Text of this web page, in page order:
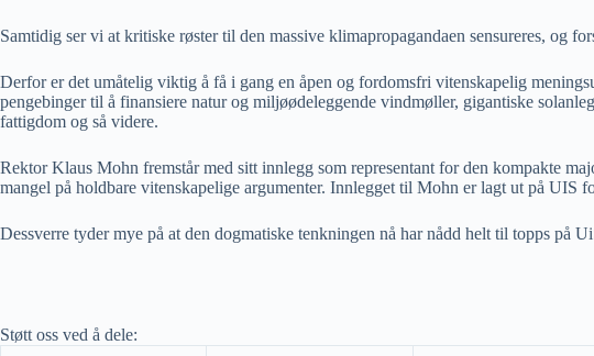
Samtidig ser vi at kritiske røster til den massive klimapropagandaen sensureres, og
Derfor er det umåtelig viktig å få i gang en åpen og fordomsfri vitenskapelig
pengebinger til å finansiere natur og miljøødeleggende vindmøller, gigantiske
fattigdom og så videre.
Rektor Klaus Mohn fremstår med sitt innlegg som representant for den kompakte
mangel på holdbare vitenskapelige argumenter. Innlegget til Mohn er lagt ut på UIS
Dessverre tyder mye på at den dogmatiske tenkningen nå har nådd helt til topps på
Støtt oss ved å dele: